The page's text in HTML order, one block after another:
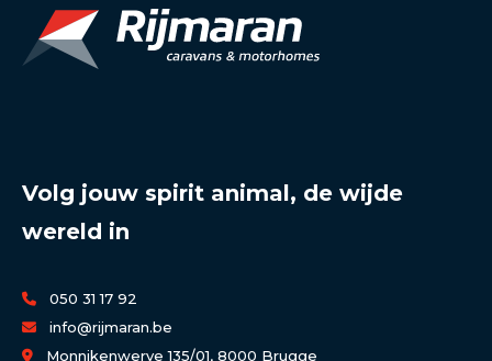
Volg jouw spirit animal, de wijde
wereld in
050 31 17 92
info@rijmaran.be
Monnikenwerve 135/01, 8000 Brugge